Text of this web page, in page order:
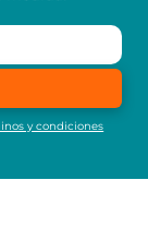
y condiciones